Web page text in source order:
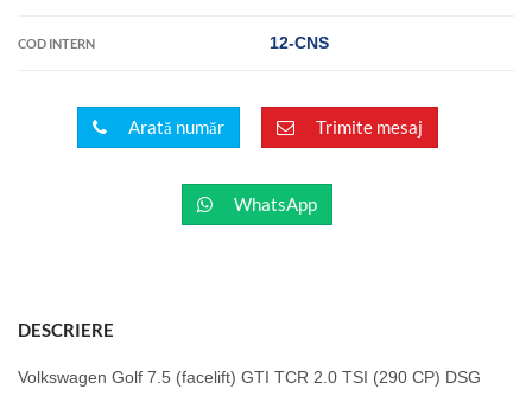
COD INTERN 12-CNS
Arată număr Trimite mesaj
WhatsApp
DESCRIERE
Volkswagen Golf 7.5 (facelift) GTI TCR 2.0 TSI (290 CP) DSG